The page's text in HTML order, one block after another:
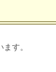
す。